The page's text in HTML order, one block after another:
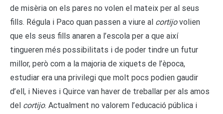
de misèria on els pares no volen el mateix per al seus
fills. Régula i Paco quan passen a viure al cortijovolien
que els seus fills anaren a l’escola per a que així
tingueren més possibilitats i de poder tindre un futur
millor, però com a la majoria de xiquets de l’època,
estudiar era una privilegi que molt pocs podien gaudir
d’ell, i Nieves i Quirce van haver de treballar per als amos
del cortijo. Actualment no valorem l’educació pública i